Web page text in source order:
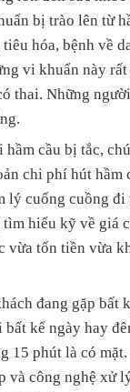
bị trào lên từ
hóa, bệnh về
vi khuẩn này
thai. Những
hầm cầu bị tắc,
chi phí hút hầm
lý cuống cuồng
tìm hiểu kỹ về giá
vừa tốn tiền vừa
đang gặp bất
kể ngày hay
15 phút là có
và công nghệ xử